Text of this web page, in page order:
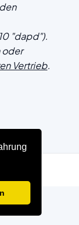
"dapd").
oder
Vertrieb.